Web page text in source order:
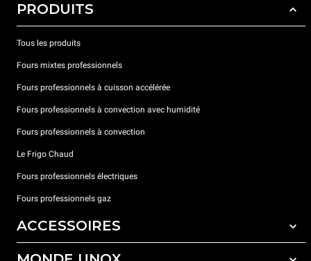
PRODUITS
Tous les produits
Fours mixtes professionnels
Fours professionnels à cuisson accélérée
Fours professionnels à convection avec humidité
Fours professionnels à convection
Le Frigo Chaud
Fours professionnels électriques
Fours professionnels gaz
ACCESSOIRES